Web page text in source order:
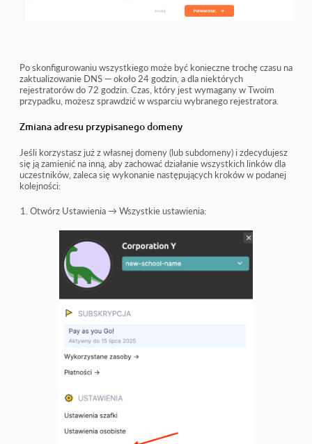
Po skonfigurowaniu wszystkiego może być konieczne trochę czasu na
zaktualizowanie DNS — około 24 godzin, a dla niektórych
rejestratorów do 72 godzin. Czas, który jest wymagany w Twoim
przypadku, możesz sprawdzić w wsparciu wybranego rejestratora.
Zmiana adresu przypisanego domeny
Jeśli korzystasz już z własnej domeny (lub subdomeny) i zdecydujesz
się ją zamienić na inną, aby zachować działanie wszystkich linków dla
uczestników, zaleca się wykonanie następujących kroków w podanej
kolejności:
Otwórz Ustawienia → Wszystkie ustawienia: